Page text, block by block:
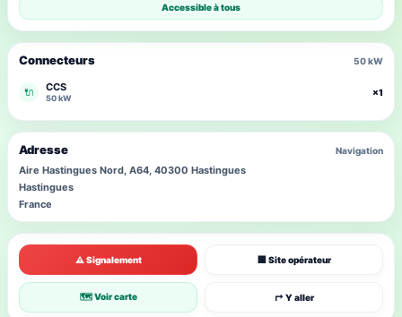
⚠ Signalement 🏢 Site opérateur
🗺 Voir carte ↱ Y aller
Connecteurs 50 kW
🔌 CCS
50 kW
×1
Accessible à tous
Adresse Navigation
Aire Hastingues Nord, A64, 40300 Hastingues
Hastingues
France